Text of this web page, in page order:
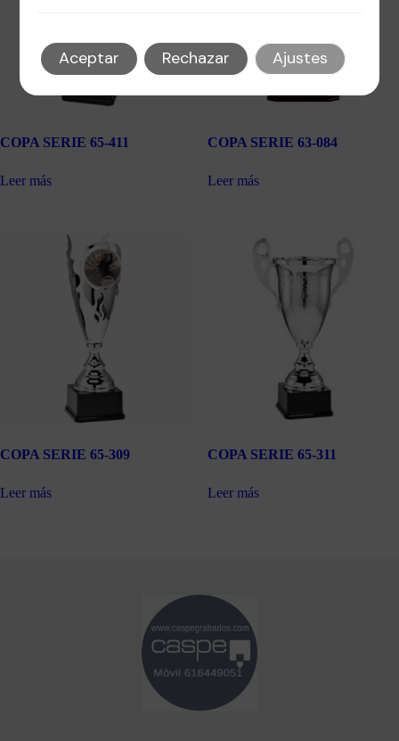
COPA SERIE 65-411
Leer más
COPA SERIE 63-084
Leer más
COPA SERIE 65-309
Leer más
COPA SERIE 65-311
Leer más
Aceptar Rechazar Ajustes